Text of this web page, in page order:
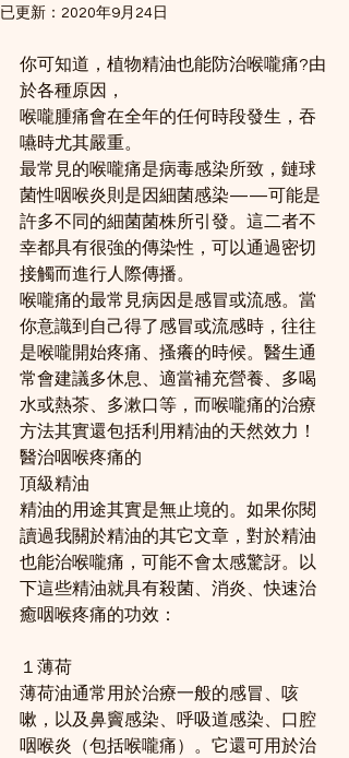
已更新： 2020年9月24日
你可知道，植物精油也能防治喉嚨痛?由
於各種原因，
喉嚨腫痛會在全年的任何時段發生，吞
嚥時尤其嚴重。
最常見的喉嚨痛是病毒感染所致，鏈球
菌性咽喉炎則是因細菌感染——可能是
許多不同的細菌菌株所引發。這二者不
幸都具有很強的傳染性，可以通過密切
接觸而進行人際傳播。
喉嚨痛的最常見病因是感冒或流感。當
你意識到自己得了感冒或流感時，往往
是喉嚨開始疼痛、搔癢的時候。醫生通
常會建議多休息、適當補充營養、多喝
水或熱茶、多漱口等，而喉嚨痛的治療
方法其實還包括利用精油的天然效力！
醫治咽喉疼痛的
頂級精油
精油的用途其實是無止境的。如果你閱
讀過我關於精油的其它文章，對於精油
也能治喉嚨痛，可能不會太感驚訝。以
下這些精油就具有殺菌、消炎、快速治
癒咽喉疼痛的功效：
１薄荷
薄荷油通常用於治療一般的感冒、咳
嗽，以及鼻竇感染、呼吸道感染、口腔
咽喉炎（包括喉嚨痛）。它還可用於治